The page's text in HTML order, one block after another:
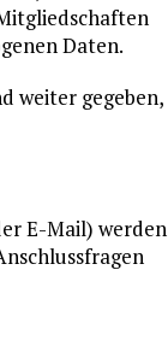
Daten.
weiter gegeben,
E-Mail) werden